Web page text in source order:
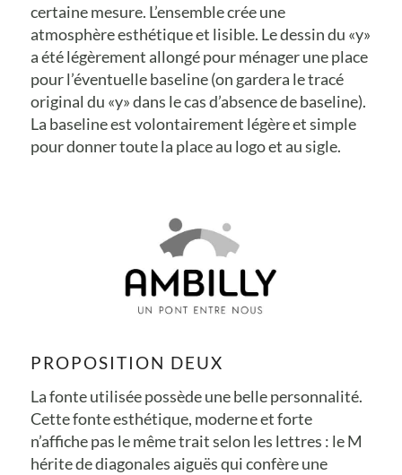
certaine mesure. L’ensemble crée une
atmosphère esthétique et lisible. Le dessin du «y»
a été légèrement allongé pour ménager une place
pour l’éventuelle baseline (on gardera le tracé
original du «y» dans le cas d’absence de baseline).
La baseline est volontairement légère et simple
pour donner toute la place au logo et au sigle.
PROPOSITION DEUX
La fonte utilisée possède une belle personnalité.
Cette fonte esthétique, moderne et forte
n’affiche pas le même trait selon les lettres : le M
hérite de diagonales aiguës qui confère une